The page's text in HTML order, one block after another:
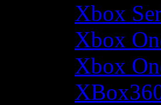
Xbox
Xbox
Xbox